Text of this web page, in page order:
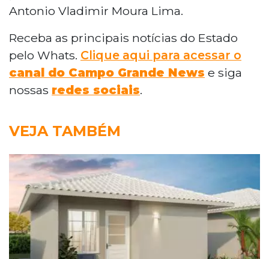
Antonio Vladimir Moura Lima.
Receba as principais notícias do Estado
pelo Whats. Clique aqui para acessar o
canal do Campo Grande News e siga
nossas redes sociais.
VEJA TAMBÉM